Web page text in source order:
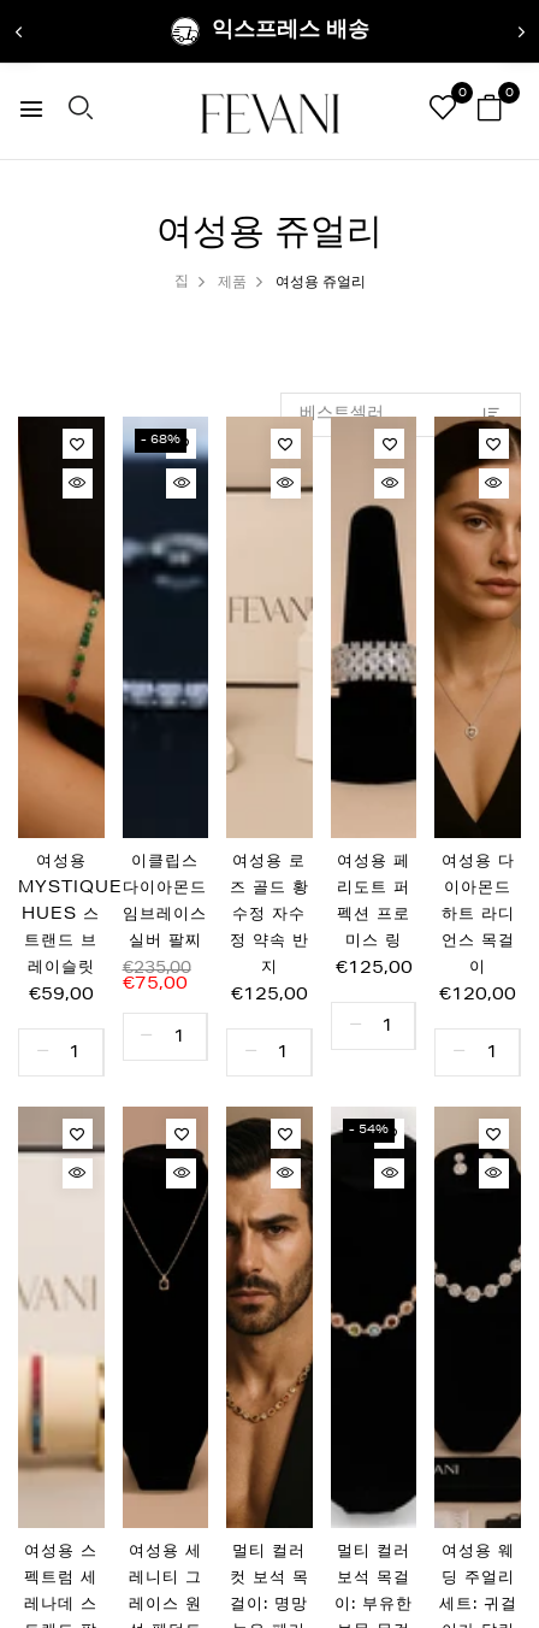
익스프레스 배송
0 0
여성용 쥬얼리
집 제품 여성용 쥬얼리
여성용
MYSTIQUE
HUES 스
트랜드 브
레이슬릿
€59,00
- 68%
이클립스
다이아몬드
임브레이스
실버 팔찌
€235,00
€75,00
여성용 로
즈 골드 황
수정 자수
정 약속 반
지
€125,00
여성용 페
리도트 퍼
펙션 프로
미스 링
€125,00
여성용 다
이아몬드
하트 라디
언스 목걸
이
€120,00
여성용 스
펙트럼 세
레나데 스
여성용 세
레니티 그
레이스 원
멀티 컬러
컷 보석 목
걸이: 명망
- 54%
멀티 컬러
보석 목걸
이: 부유한
여성용 웨
딩 주얼리
세트: 귀걸